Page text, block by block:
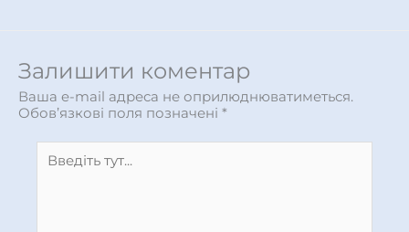
Залишити коментар
Ваша e-mail адреса не оприлюднюватиметься.
Обов’язкові поля позначені *
тут...